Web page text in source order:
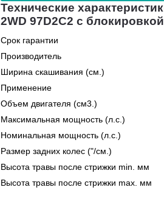
Технические
2WD 97D2C2 с
Срок гарантии
Производитель
Ширина скашивания (см.)
Применение
Объем двигателя (см3.)
Максимальная мощность (л.с.)
Номинальная мощность (л.с.)
Размер задних колес ("/см.)
Высота травы после стрижки min. мм
Высота травы после стрижки max. мм